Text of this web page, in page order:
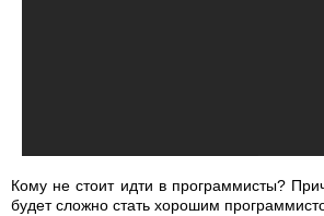
Кому не стоит идти в программисты?
будет сложно стать хорошим